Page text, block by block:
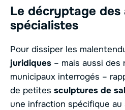
Le décryptage
spécialistes
Pour dissiper les
juridiques – mais aussi des
municipaux interrogés –
de petites sculptures de
une infraction spécifique au